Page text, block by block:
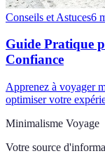
Conseils et Astuces6
Guide Pratique
Confiance
Apprenez à voyager
optimiser votre
Minimalisme Voyage
Votre source